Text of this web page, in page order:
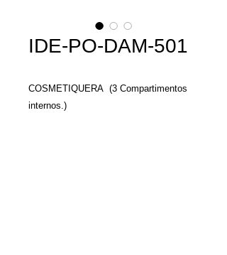
IDE-PO-DAM-501
COSMETIQUERA (3 Compartimentos
internos.)